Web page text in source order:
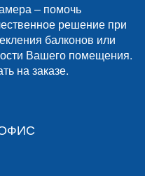
– помочь
решение при
балконов или
Вашего помещения.
на заказе.